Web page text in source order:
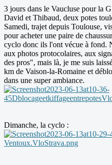
3 jours dans le Vaucluse pour la
David et Thibaud, deux potes
Samedi, trajet depuis Toulouse,
pour acheter une paire de
cyclo donc ils l'ont vécue à fond.
aux photos protocolaires, aux
des pros", mais là, je me suis
km de Vaison-la-Romaine et
dans une super ambiance.
Dimanche, la cyclo :